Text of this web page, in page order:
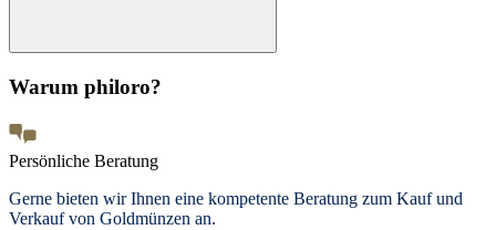
Warum philoro?
Persönliche Beratung
Gerne bieten wir Ihnen eine kompetente Beratung zum Kauf und
Verkauf von Goldmünzen an.